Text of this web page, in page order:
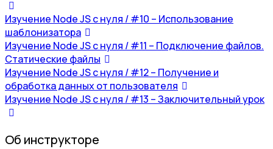
Изучение Node JS с нуля / #10 – Использование
шаблонизатора
Изучение Node JS с нуля / #11 – Подключение файлов.
Статические файлы
Изучение Node JS с нуля / #12 – Получение и
обработка данных от пользователя
Изучение Node JS с нуля / #13 – Заключительный урок
Об инструкторе